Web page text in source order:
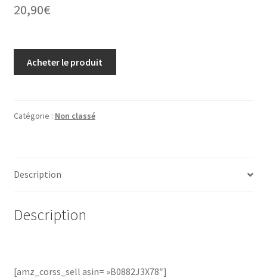
20,90€
Acheter le produit
Catégorie : Non classé
Description
Description
[amz_corss_sell asin= »B0882J3X78″]